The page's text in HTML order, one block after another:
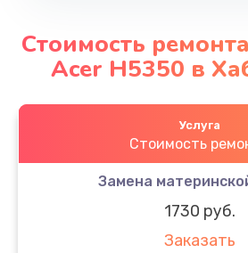
Стоимость
Acer H5350 в
Услуга
Стоимость
Замена
1730 руб.
Заказать